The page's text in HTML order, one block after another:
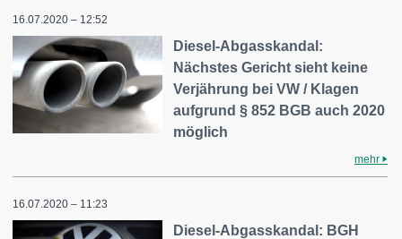
16.07.2020 – 12:52
Diesel-Abgasskandal:
Nächstes Gericht sieht keine
Verjährung bei VW / Klagen
aufgrund § 852 BGB auch 2020
möglich
mehr
16.07.2020 – 11:23
Diesel-Abgasskandal: BGH